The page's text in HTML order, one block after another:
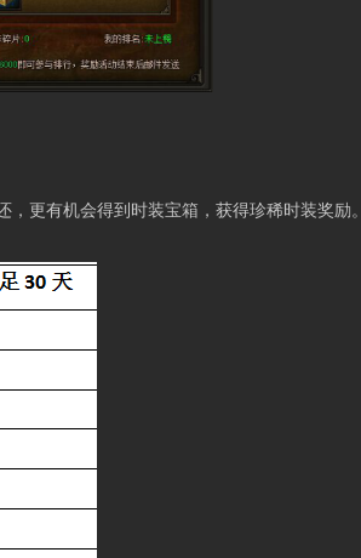
有机会得到时装宝箱，获得珍稀时装奖励。